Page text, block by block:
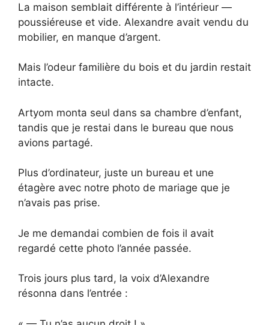
La maison semblait différente à l’intérieur —
poussiéreuse et vide. Alexandre avait vendu du
mobilier, en manque d’argent.
Mais l’odeur familière du bois et du jardin restait
intacte.
Artyom monta seul dans sa chambre d’enfant,
tandis que je restai dans le bureau que nous
avions partagé.
Plus d’ordinateur, juste un bureau et une
étagère avec notre photo de mariage que je
n’avais pas prise.
Je me demandai combien de fois il avait
regardé cette photo l’année passée.
Trois jours plus tard, la voix d’Alexandre
résonna dans l’entrée :